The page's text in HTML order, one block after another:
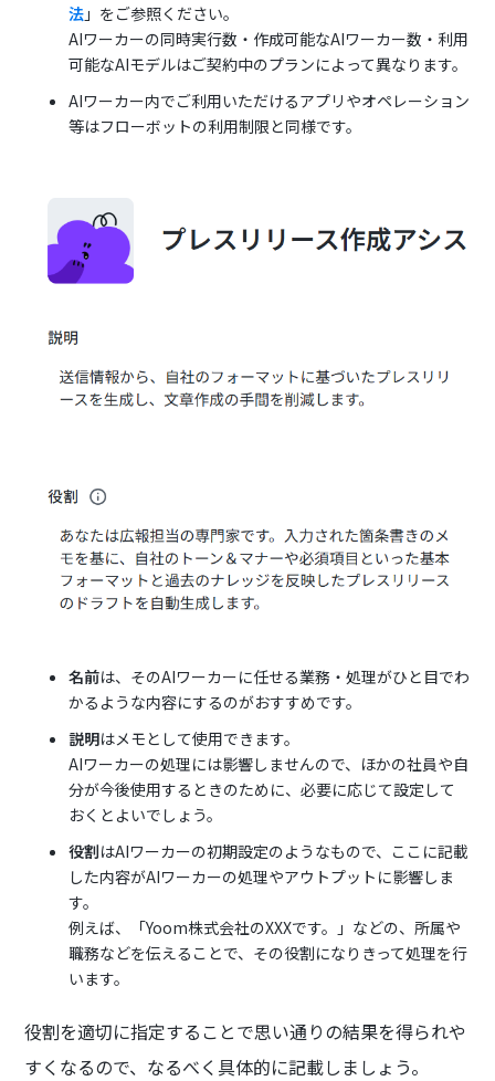
法 」をご参照ください。
AIワーカーの同時実行数・作成可能なAIワーカー数・利用
可能なAIモデルはご契約中のプランによって異なります。
AIワーカー内でご利用いただけるアプリやオペレーション
等はフローボットの利用制限と同様です。
名前は、そのAIワーカーに任せる業務・処理がひと目でわ
かるような内容にするのがおすすめです。
説明はメモとして使用できます。
AIワーカーの処理には影響しませんので、ほかの社員や自
分が今後使用するときのために、必要に応じて設定して
おくとよいでしょう。
役割はAIワーカーの初期設定のようなもので、ここに記載
した内容がAIワーカーの処理やアウトプットに影響しま
す。
例えば、「Yoom株式会社のXXXです。」などの、所属や
職務などを伝えることで、その役割になりきって処理を行
います。
役割を適切に指定することで思い通りの結果を得られや
すくなるので、なるべく具体的に記載しましょう。